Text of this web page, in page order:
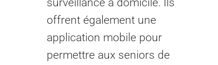
offrent également une
application mobile pour
permettre aux seniors de